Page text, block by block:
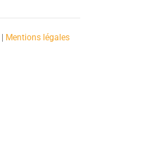
| Mentions légales